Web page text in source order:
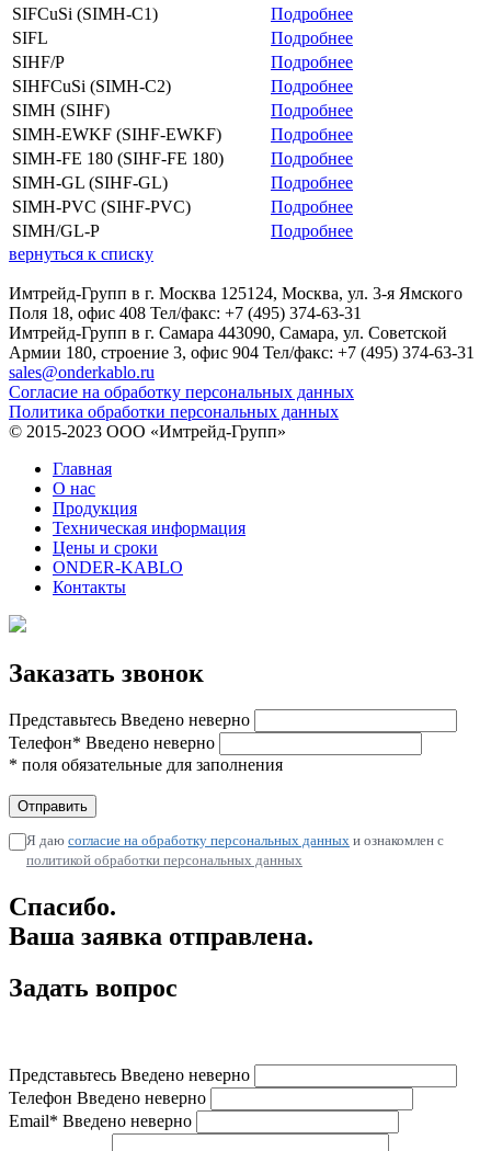
SIFCuSi (SIMH-C1)
Подробнее
SIFL
Подробнее
SIHF/P
Подробнее
SIHFCuSi (SIMH-C2)
Подробнее
SIMH (SIHF)
Подробнее
SIMH-EWKF (SIHF-EWKF)
Подробнее
SIMH-FE 180 (SIHF-FE 180)
Подробнее
SIMH-GL (SIHF-GL)
Подробнее
SIMH-PVC (SIHF-PVC)
Подробнее
SIMH/GL-P
Подробнее
вернуться к списку
Имтрейд-Групп в г. Москва 125124, Москва, ул. 3-я Ямского
Поля 18, офис 408 Тел/факс: +7 (495) 374-63-31
Имтрейд-Групп в г. Самара 443090, Самара, ул. Советской
Армии 180, строение 3, офис 904 Тел/факс: +7 (495) 374-63-31
sales@onderkablo.ru
Согласие на обработку персональных данных
Политика обработки персональных данных
© 2015-2023 ООО «Имтрейд-Групп»
Главная
О нас
Продукция
Техническая информация
Цены и сроки
ONDER-KABLO
Контакты
Заказать звонок
Представьтесь Введено неверно
Телефон* Введено неверно
* поля обязательные для заполнения
Я даю согласие на обработку персональных данных и ознакомлен с
политикой обработки персональных данных
Спасибо.
Ваша заявка отправлена.
Задать вопрос
Представьтесь Введено неверно
Телефон Введено неверно
Email* Введено неверно